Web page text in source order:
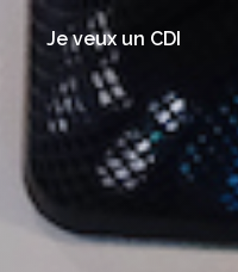
Je veux un CDI